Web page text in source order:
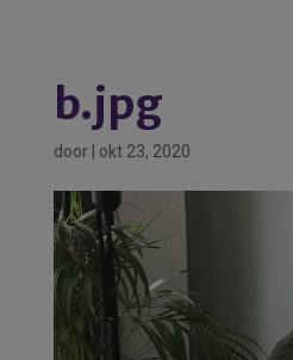
b.jpg
door okt 23, 2020